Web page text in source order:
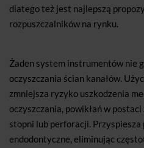
dlatego też jest najlepszą
rozpuszczalników na rynku.
Żaden system instrumentów nie
oczyszczania ścian kanałów.
zmniejsza ryzyko uszkodzenia
oczyszczania, powikłań w
stopni lub perforacji.
endodontyczne, eliminując